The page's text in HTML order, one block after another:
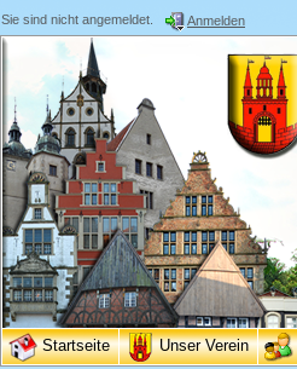
Sie sind nicht angemeldet. Anmelden
Startseite Unser Verein